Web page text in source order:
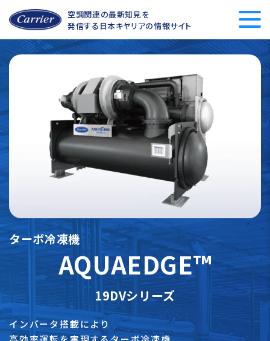
空調関連の最新知見を
発信する 日本キヤリアの情報サイト
ターボ冷凍機
AQUAEDGE™
19DVシリーズ
インバータ搭載により